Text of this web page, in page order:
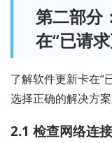
第二部分
在“已请
了解软件更新卡在“
选择正确的解决方案
2.1 检查网络连接